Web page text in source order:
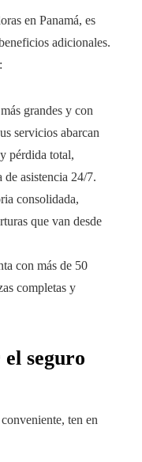
en Panamá, es
adicionales.
grandes y con
servicios abarcan
pérdida total,
asistencia 24/7.
consolidada,
que van desde
con más de 50
completas y
seguro
ten en